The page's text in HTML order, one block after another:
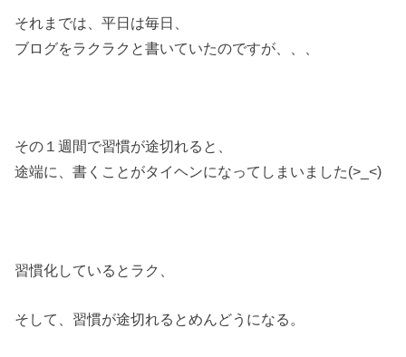
それまでは、平日は毎日、
ブログをラクラクと書いていたのですが、、、
その１週間で習慣が途切れると、
途端に、書くことがタイヘンになってしまいました(>_<)
習慣化しているとラク、
そして、習慣が途切れるとめんどうになる。